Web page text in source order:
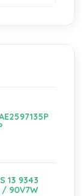
13 9343
/ 90V7W